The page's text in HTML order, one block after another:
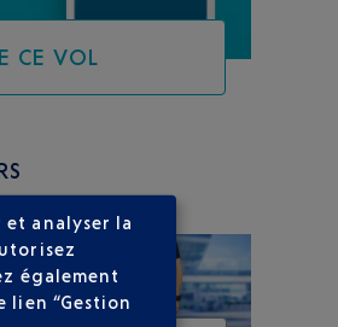
CE VOL
analyser la
également
lien “Gestion